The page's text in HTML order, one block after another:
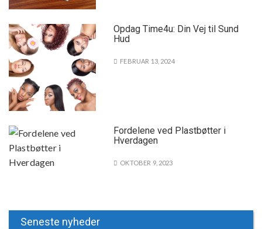
Opdag Time4u: Din Vej til Sund
Hud
FEBRUAR 13, 2024
Fordelene ved Plastbøtter i
Hverdagen
OKTOBER 9, 2023
Seneste nyheder